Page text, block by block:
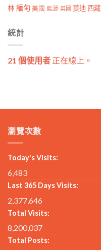
林 緬甸 美國 能源 英國 莫迪 西藏
統計
21 個使用者 正在線上。
瀏覽次數
Today's Visits:
6,483
Last 365 Days Visits:
2,377,646
Total Visits:
8,200,037
Total Posts: